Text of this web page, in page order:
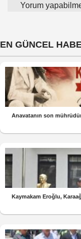
Yorum
EN GÜNCEL
Anavatanın son
Kaymakam Eroğlu,